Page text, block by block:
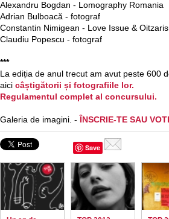
Alexandru Bogdan - Lomography Romania
Adrian Bulboacă - fotograf
Constantin Nimigean - Love Issue &
Claudiu Popescu - fotograf
***
La ediția de anul trecut am avut peste 600
aici câștigătorii și fotografiile lor.
Regulamentul complet al concursului.
Galeria de imagini. - ÎNSCRIE-TE SAU
Save